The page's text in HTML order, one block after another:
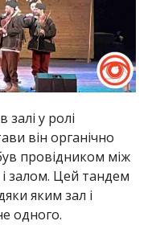
у ролі
він органічно
провідником між
залом. Цей тандем
яким зал і
одного.